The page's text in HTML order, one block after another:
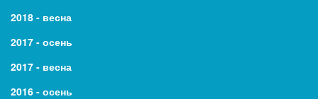
2018 - весна
2017 - осень
2017 - весна
2016 - осень